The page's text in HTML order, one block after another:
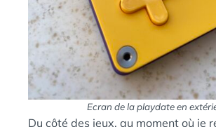
Ecran de la playdate en
Du côté des jeux, au moment où je